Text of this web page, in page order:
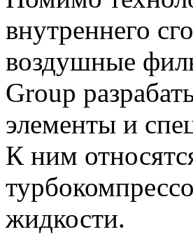
внутреннего
воздушные
Group
элементы и
К ним
жидкости.